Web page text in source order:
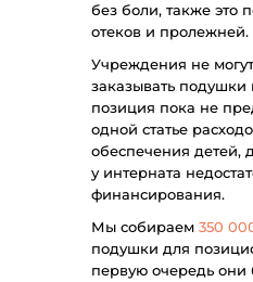
Мы собираем 350
подушки для
первую очередь они
Учреждения не
заказывать подушки
позиция пока не
одной статье
обеспечения детей,
у интерната
финансирования.
без боли, также это
отеков и пролежней.